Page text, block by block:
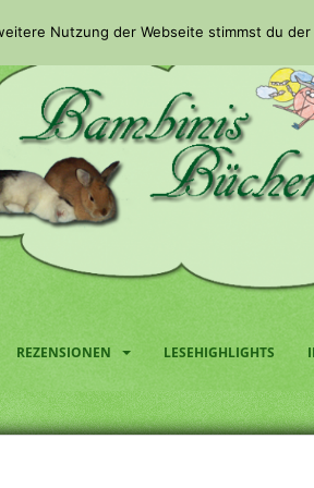
REZENSIONEN LESEHIGHLIGHTS
Nutzung der Webseite stimmst du